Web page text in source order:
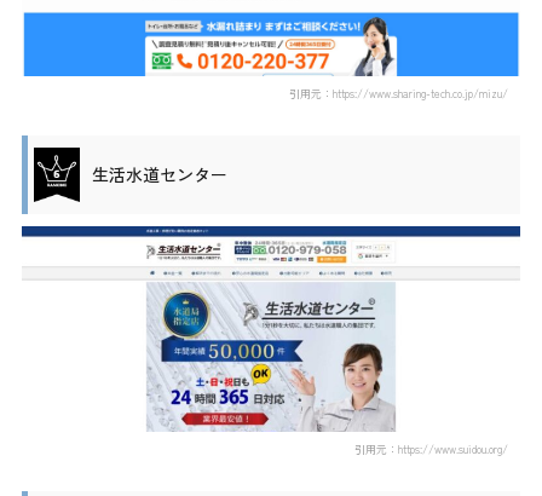
引用元：https://www.sharing-tech.co.jp/mizu/
生活水道センター
引用元：https://www.suidou.org/